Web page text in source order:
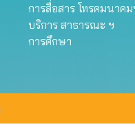
การสื่อสาร โทรคมนาคม
บริการ สาธารณะ ฯ
การศึกษา